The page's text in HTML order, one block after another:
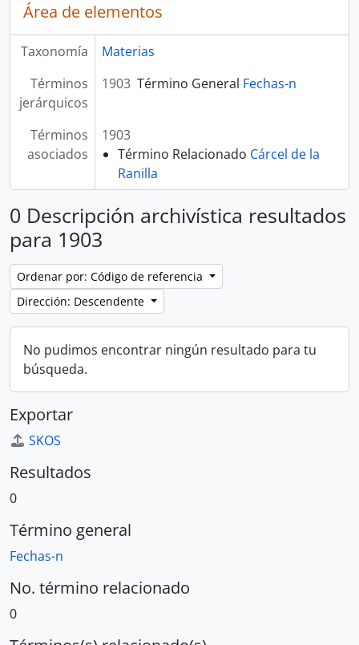
Área de elementos
Taxonomía
Materias
Términos
jerárquicos
1903 Término General Fechas-n
Términos
asociados
1903
Término Relacionado Cárcel de la
Ranilla
0 Descripción archivística resultados
para 1903
Ordenar por: Código de referencia
Dirección: Descendente
No pudimos encontrar ningún resultado para tu
búsqueda.
Exportar
SKOS
Resultados
0
Término general
Fechas-n
No. término relacionado
0